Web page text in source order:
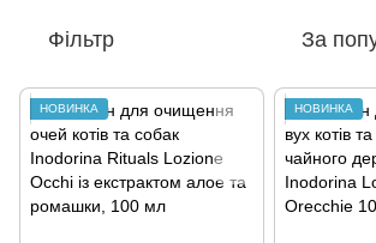
Фільтр За
НОВИНКА НОВИНКА